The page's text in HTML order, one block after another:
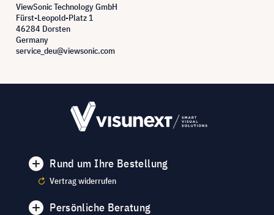
ViewSonic Technology GmbH
Fürst-Leopold-Platz 1
46284 Dorsten
Germany
service_deu@viewsonic.com
Rund um Ihre Bestellung
Vertrag widerrufen
Persönliche Beratung